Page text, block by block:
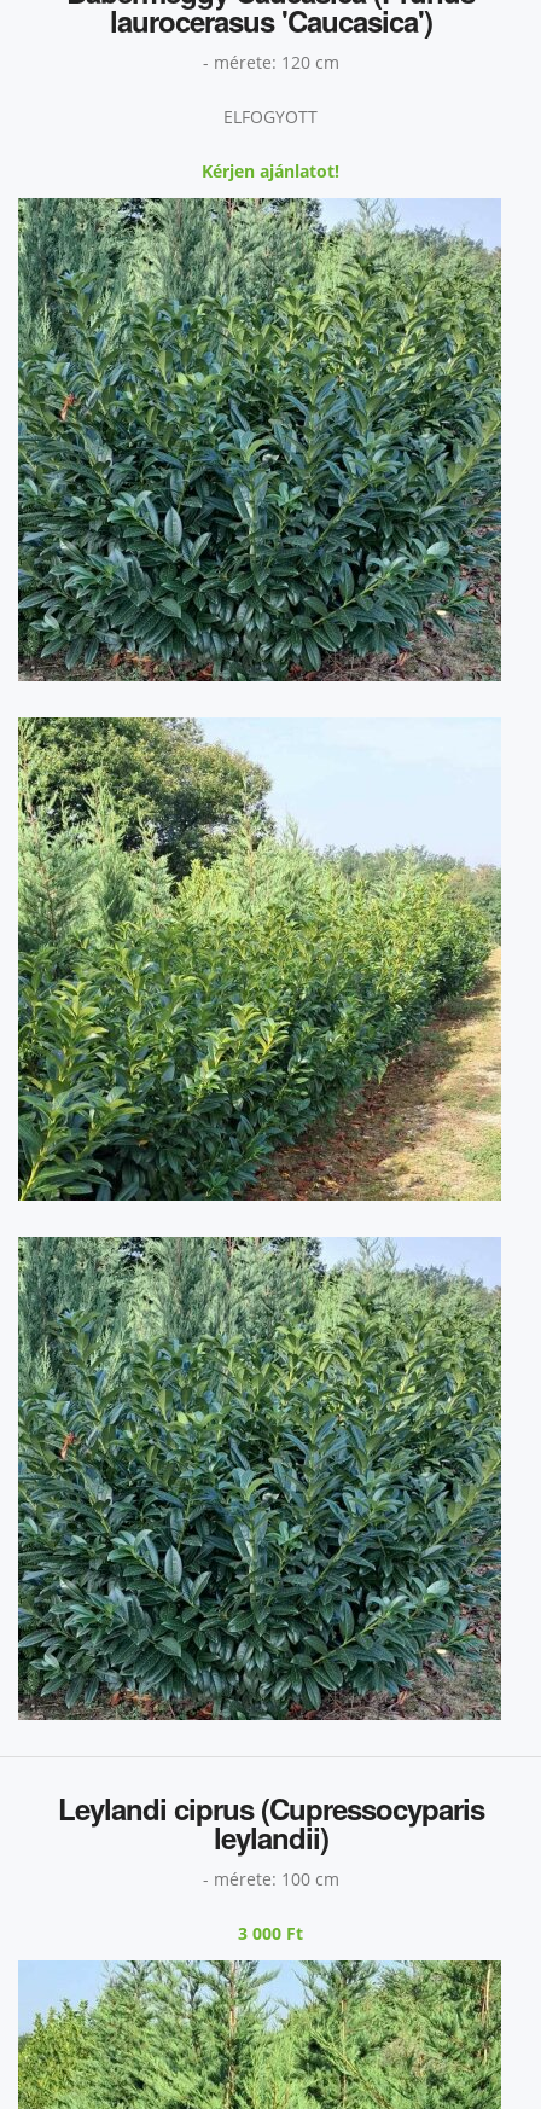
laurocerasus 'Caucasica')
- mérete: 120 cm
ELFOGYOTT
Kérjen ajánlatot!
Leylandi ciprus (Cupressocyparis
leylandii)
- mérete: 100 cm
3 000 Ft